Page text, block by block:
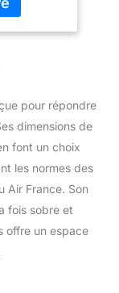
taille
Sangles
optimiser
rouler le
grâce à la
les
pour répondre
dimensions de
font un choix
les normes des
Air France. Son
fois sobre et
offre un espace